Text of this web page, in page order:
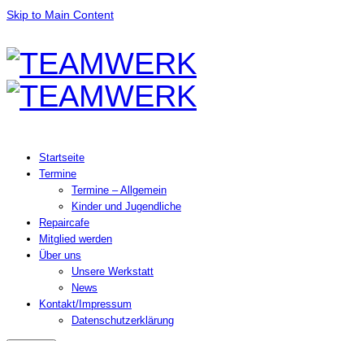
Skip to Main Content
Startseite
Termine
Termine – Allgemein
Kinder und Jugendliche
Repaircafe
Mitglied werden
Über uns
Unsere Werkstatt
News
Kontakt/Impressum
Datenschutzerklärung